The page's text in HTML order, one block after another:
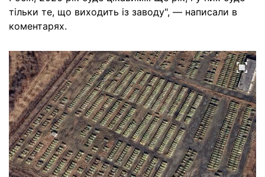
тільки те, що виходить із заводу", — написали в
коментарях.